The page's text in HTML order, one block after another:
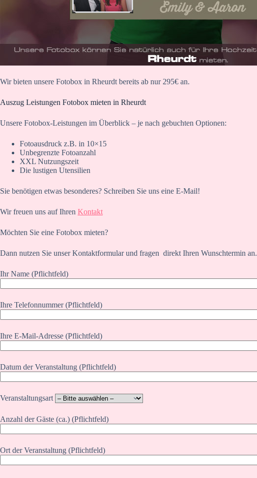
Wir bieten unsere Fotobox in Rheurdt bereits ab nur 295€ an.
Auszug Leistungen Fotobox mieten in Rheurdt
Unsere Fotobox-Leistungen im Überblick – je nach gebuchten Optionen:
Fotoausdruck z.B. in 10×15
Unbegrenzte Fotoanzahl
XXL Nutzungszeit
Die lustigen Utensilien
Sie benötigen etwas besonderes? Schreiben Sie uns eine E-Mail!
Wir freuen uns auf Ihren Kontakt
Möchten Sie eine Fotobox mieten?
Dann nutzen Sie unser Kontaktformular und fragen direkt Ihren Wunschtermin an.
Ihr Name (Pflichtfeld)
Ihre Telefonnummer (Pflichtfeld)
Ihre E-Mail-Adresse (Pflichtfeld)
Datum der Veranstaltung (Pflichtfeld)
Veranstaltungsart
Anzahl der Gäste (ca.) (Pflichtfeld)
Ort der Veranstaltung (Pflichtfeld)